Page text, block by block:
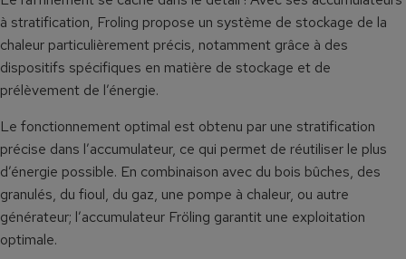
à stratification, Froling propose un système de stockage de la
chaleur particulièrement précis, notamment grâce à des
dispositifs spécifiques en matière de stockage et de
prélèvement de l’énergie.
Le fonctionnement optimal est obtenu par une stratification
précise dans l’accumulateur, ce qui permet de réutiliser le plus
d’énergie possible. En combinaison avec du bois bûches, des
granulés, du fioul, du gaz, une pompe à chaleur, ou autre
générateur; l’accumulateur Fröling garantit une exploitation
optimale.